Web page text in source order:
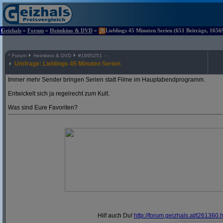
Geizhals » Forum » Heimkino & DVD » Lieblings 45 Minuten Serien (651 Beiträge,
^ Forum Heimkino & DVD #1995251
Umfrage: Lieblings 45 Minuten Serien
Immer mehr Sender bringen Serien statt Filme im Hauptabendprogramm.
Entwickelt sich ja regelrecht zum Kult.
Was sind Eure Favoriten?
Hilf auch Du! http://forum.geizhals.at/